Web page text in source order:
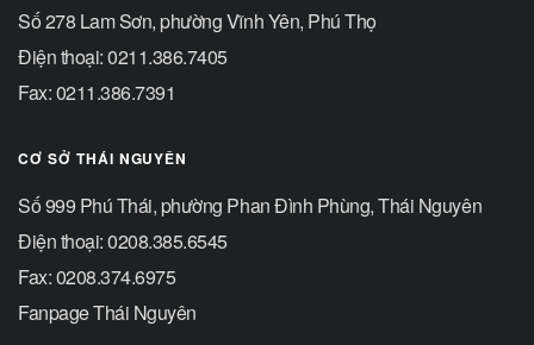
Số 278 Lam Sơn, phường Vĩnh Yên, Phú Thọ
Điện thoại: 0211.386.7405
Fax: 0211.386.7391
CƠ SỞ THÁI NGUYÊN
Số 999 Phú Thái, phường Phan Đình Phùng, Thái Nguyên
Điện thoại: 0208.385.6545
Fax: 0208.374.6975
Fanpage Thái Nguyên